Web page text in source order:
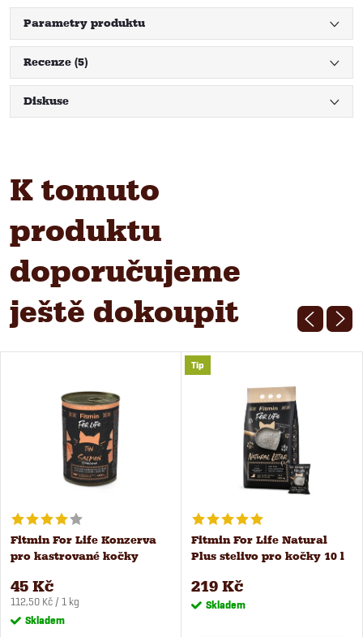
Parametry produktu
Recenze (5)
Diskuse
K tomuto
produktu
doporučujeme
ještě dokoupit
Fitmin For Life Konzerva
pro kastrované kočky
45 Kč
Měrná
cena:
112,50 Kč / 1 kg
Skladem
Tip
Fitmin For Life Natural
Plus stelivo pro kočky 10 l
219 Kč
Skladem